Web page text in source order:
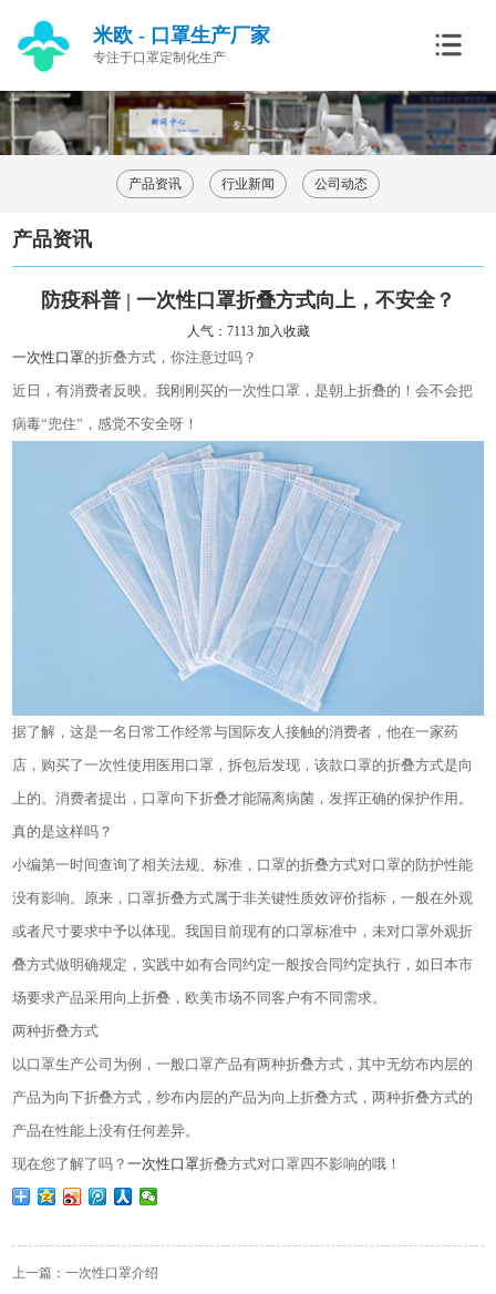
米欧 - 口罩生产厂家
专注于口罩定制化生产
产品资讯 行业新闻 公司动态
产品资讯
防疫科普 | 一次性口罩折叠方式向上，不安全？
人气：7113 加入收藏
一次性口罩的折叠方式，你注意过吗？
近日，有消费者反映。我刚刚买的一次性口罩，是朝上折叠的！会不会把
病毒“兜住” ，感觉不安全呀！
据了解，这是一名日常工作经常与国际友人接触的消费者，他在一家药
店，购买了一次性使用医用口罩，拆包后发现，该款口罩的折叠方式是向
上的。消费者提出，口罩向下折叠才能隔离病菌，发挥正确的保护作用。
真的是这样吗？
小编第一时间查询了相关法规、标准，口罩的折叠方式对口罩的防护性能
没有影响。原来，口罩折叠方式属于非关键性质效评价指标，一般在外观
或者尺寸要求中予以体现。我国目前现有的口罩标准中，未对口罩外观折
叠方式做明确规定，实践中如有合同约定一般按合同约定执行，如日本市
场要求产品采用向上折叠，欧美市场不同客户有不同需求。
两种折叠方式
以 口罩生产公司为例，一般口罩产品有两种折叠方式，其中无纺布内层的
产品为向下折叠方式，纱布内层的产品为向上折叠方式，两种折叠方式的
产品在性能上没有任何差异。
现在您了解了吗？一次性口罩折叠方式对口罩四不影响的哦！
上一篇：一次性口罩介绍